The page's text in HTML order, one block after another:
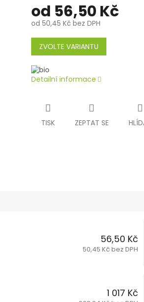
od 56,50 Kč
od 50,45 Kčbez DPH
Měrná
cena:
ZVOLTE VARIANTU
Detailní informace
TISK ZEPTAT SE
56,50 Kč
50,45 Kč bez DPH
1 017 Kč